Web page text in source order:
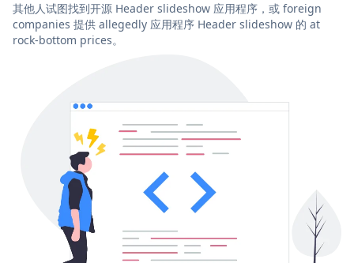
其他人试图找到开源 Header slideshow 应用程序，或 foreign
companies 提供 allegedly 应用程序 Header slideshow 的 at
rock-bottom prices。